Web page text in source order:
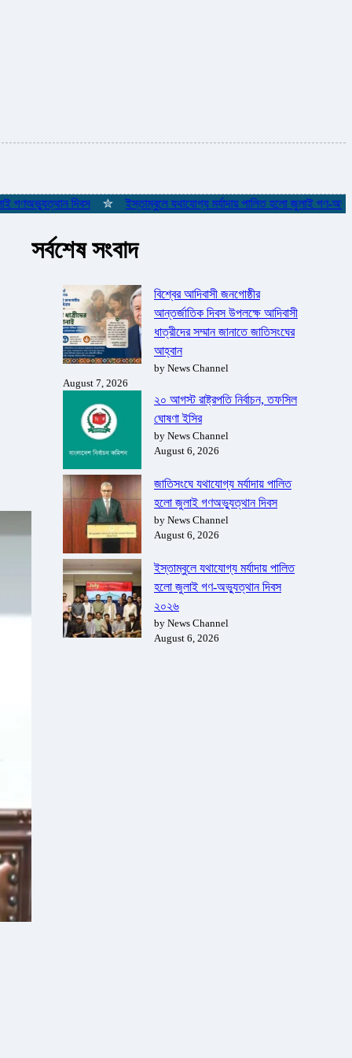
দিবস ✮ ইস্তাম্বুলে যথাযোগ্য মর্যাদায় পালিত হলো জুলাই গণ-
সর্বশেষ সংবাদ
বিশ্বের আদিবাসী জনগোষ্ঠীর
আন্তর্জাতিক দিবস উপলক্ষে আদিবাসী
ধাত্রীদের সম্মান জানাতে জাতিসংঘের
আহ্বান
by News Channel
August 7, 2026
২০ আগস্ট রাষ্ট্রপতি নির্বাচন, তফসিল
ঘোষণা ইসির
by News Channel
August 6, 2026
জাতিসংঘে যথাযোগ্য মর্যাদায় পালিত
হলো জুলাই গণঅভ্যুত্থান দিবস
by News Channel
August 6, 2026
ইস্তাম্বুলে যথাযোগ্য মর্যাদায় পালিত
হলো জুলাই গণ-অভ্যুত্থান দিবস
২০২৬
by News Channel
August 6, 2026